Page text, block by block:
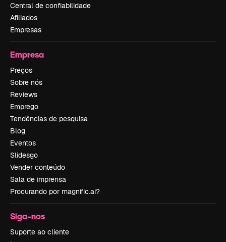
Central de confiabilidade
Afiliados
Empresas
Empresa
Preços
Sobre nós
Reviews
Emprego
Tendências de pesquisa
Blog
Eventos
Slidesgo
Vender conteúdo
Sala de imprensa
Procurando por magnific.ai?
Siga-nos
Suporte ao cliente